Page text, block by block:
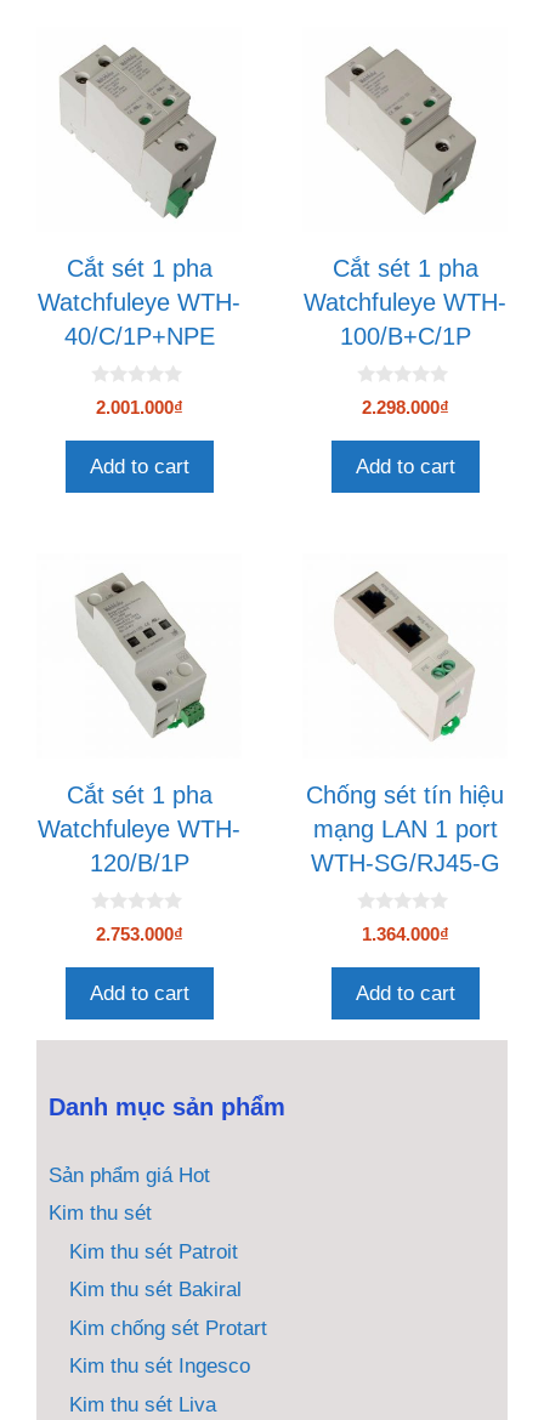
Cắt sét 1 pha
Watchfuleye WTH-
40/C/1P+NPE
0
n
à
2.001.000₫
Add to cart
Cắt sét 1 pha
Watchfuleye WTH-
100/B+C/1P
0
n
à
2.298.000₫
Add to cart
Cắt sét 1 pha
Watchfuleye WTH-
120/B/1P
0
n
à
2.753.000₫
Add to cart
Chống sét tín hiệu
mạng LAN 1 port
WTH-SG/RJ45-G
0
n
à
1.364.000₫
Add to cart
Danh mục sản phẩm
Sản phẩm giá Hot
Kim thu sét
Kim thu sét Patroit
Kim thu sét Bakiral
Kim chống sét Protart
Kim thu sét Ingesco
Kim thu sét Liva